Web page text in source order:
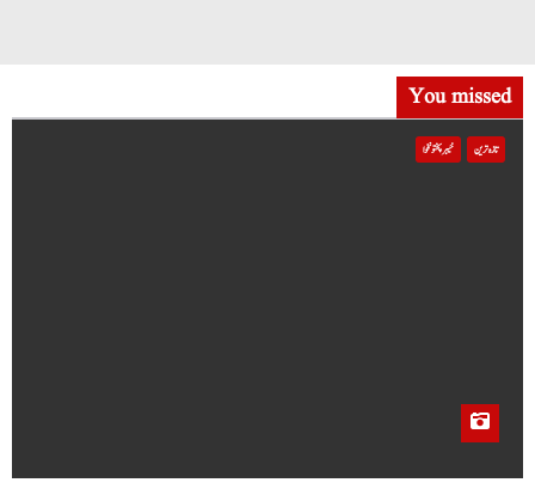
You missed
تازہ ترین خیبر پختونخوا